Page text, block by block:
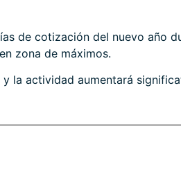
de cotización del nuevo año
zona de máximos.
la actividad aumentará